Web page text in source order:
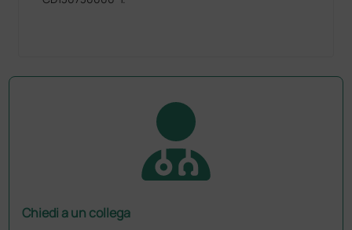
Chiedi a un collega